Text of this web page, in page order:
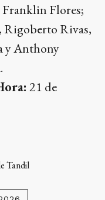
Flores;
Rivas,
y Anthony
21 de
Tandil